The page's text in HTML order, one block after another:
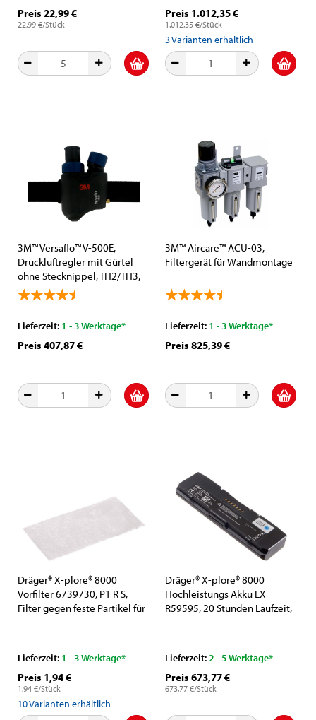
Preis 22,99 €
22,99 €/Stück
Industrie und
Gesundheitswesen
Preis 1.012,35 €
1.012,35 €/Stück
3Varianten erhältlich
3M™ Versaflo™ V-500E,
Druckluftregler mit Gürtel
ohne Stecknippel, TH2/TH3,
Schwarz
Lieferzeit: 1 - 3 Werktage*
Preis 407,87 €
3M™ Aircare™ ACU-03,
Filtergerät für Wandmontage
Lieferzeit: 1 - 3 Werktage*
Preis 825,39 €
Dräger® X-plore® 8000
Vorfilter 6739730, P1 R S,
Filter gegen feste Partikel für
Lieferzeit: 1 - 3 Werktage*
Preis 1,94 €
1,94 €/Stück
10Varianten erhältlich
Dräger® X-plore® 8000
Hochleistungs Akku EX
R59595, 20 Stunden Laufzeit,
Lieferzeit:2 - 5 Werktage*
Preis 673,77 €
673,77 €/Stück